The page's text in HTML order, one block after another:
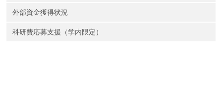
外部資金獲得状況
科研費応募支援（学内限定）